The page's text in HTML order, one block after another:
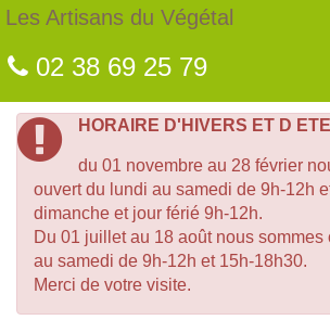
Les Artisans du Végétal
02 38 69 25 79
HORAIRE D'HIVERS ET D ETE
du 01 novembre au 28 février
ouvert du lundi au samedi de 9h-12h
dimanche et jour férié 9h-12h.
Du 01 juillet au 18 août nous sommes
au samedi de 9h-12h et 15h-18h30.
Merci de votre visite.